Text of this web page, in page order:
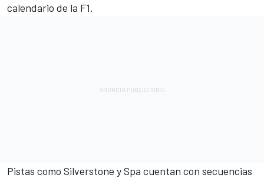
calendario de la F1.
Pistas como Silverstone y Spa cuentan con secuencias